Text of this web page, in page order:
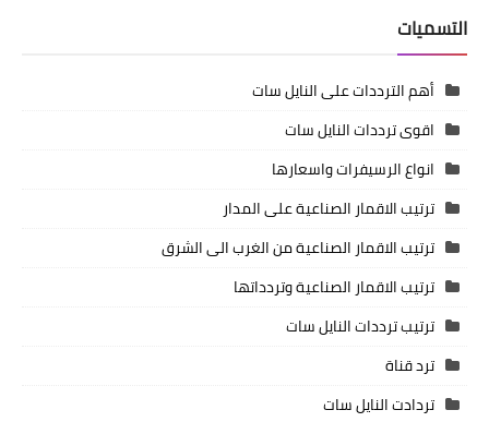
التسميات
أهم الترددات على النايل سات
اقوى ترددات النايل سات
انواع الرسيفرات واسعارها
ترتيب الاقمار الصناعية على المدار
ترتيب الاقمار الصناعية من الغرب الى الشرق
ترتيب الاقمار الصناعية وتردداتها
ترتيب ترددات النايل سات
ترد قناة
تردادت النايل سات